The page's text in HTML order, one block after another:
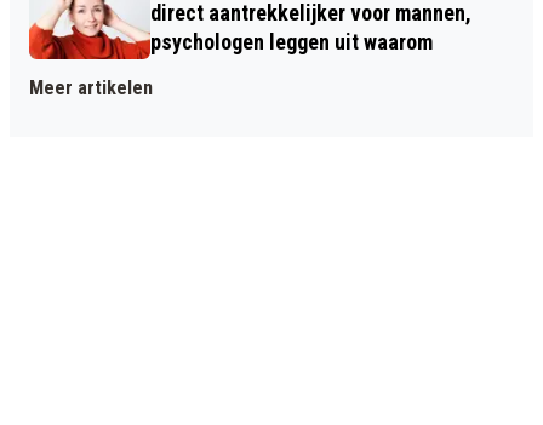
direct aantrekkelijker voor mannen,
psychologen leggen uit waarom
Meer artikelen